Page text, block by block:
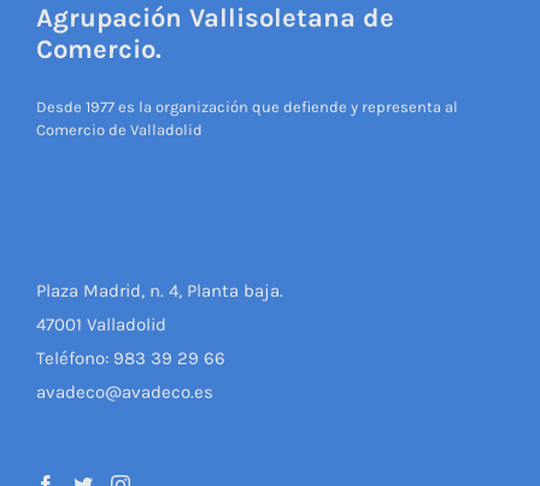
Agrupación Vallisoletana de
Comercio.
Desde 1977 es la organización que defiende y representa al
Comercio de Valladolid
Plaza Madrid, n. 4, Planta baja.
47001 Valladolid
Teléfono: 983 39 29 66
avadeco@avadeco.es